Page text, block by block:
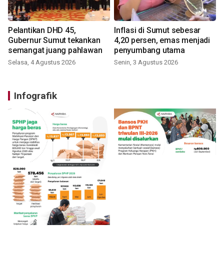
Pelantikan DHD 45,
Gubernur Sumut tekankan
semangat juang pahlawan
Selasa, 4 Agustus 2026
Inflasi di Sumut sebesar
4,20 persen, emas menjadi
penyumbang utama
Senin, 3 Agustus 2026
Infografik